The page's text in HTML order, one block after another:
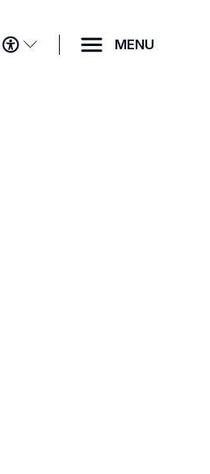
MENU
DOSTĘPNOŚCI
MENU